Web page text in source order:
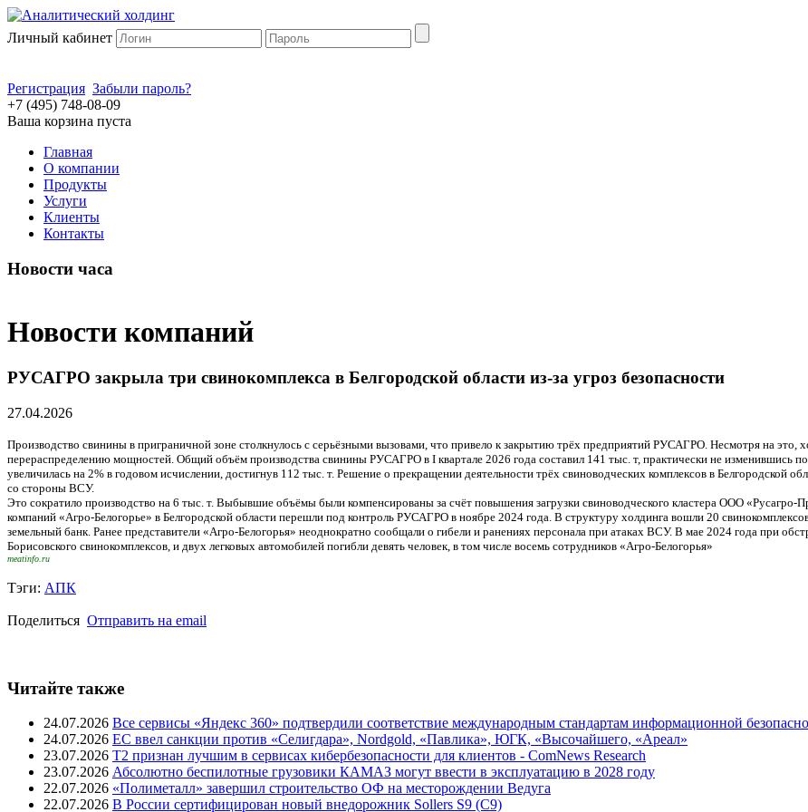
Личный кабинет
Регистрация Забыли пароль?
+7 (495) 748-08-09
Ваша корзина пуста
Главная
О компании
Продукты
Услуги
Клиенты
Контакты
Новости часа
Новости компаний
РУСАГРО закрыла три свинокомплекса в Белгородской области из-за угроз безопасности
27.04.2026
Производство свинины в приграничной зоне столкнулось с серьёзными вызовами, что привело к закрытию трёх предприятий РУСАГРО. Несмотря на
перераспределению мощностей. Общий объём производства свинины РУСАГРО в I квартале 2026 года составил 141 тыс. т, практически не изменившись
увеличилась на 2% в годовом исчислении, достигнув 112 тыс. т. Решение о прекращении деятельности трёх свиноводческих комплексов в Белгородской
со стороны ВСУ.
Это сократило производство на 6 тыс. т. Выбывшие объёмы были компенсированы за счёт повышения загрузки свиноводческого кластера ООО
компаний «Агро-Белогорье» в Белгородской области перешли под контроль РУСАГРО в ноябре 2024 года. В структуру холдинга вошли 20
земельный банк. Ранее представители «Агро-Белогорья» неоднократно сообщали о гибели и ранениях персонала при атаках ВСУ. В мае 2024 года при
Борисовского свинокомплексов, и двух легковых автомобилей погибли девять человек, в том числе восемь сотрудников «Агро-Белогорья»
meatinfo.ru
Тэги: АПК
Поделиться Отправить на email
Читайте также
24.07.2026 Все сервисы «Яндекс 360» подтвердили соответствие международным стандартам информационной
24.07.2026 ЕС ввел санкции против «Селигдара», Nordgold, «Павлика», ЮГК, «Высочайшего, «Ареал»
23.07.2026 T2 признан лучшим в сервисах кибербезопасности для клиентов - ComNews Research
23.07.2026 Абсолютно беспилотные грузовики КАМАЗ могут ввести в эксплуатацию в 2028 году
22.07.2026 «Полиметалл» завершил строительство ОФ на месторождении Ведуга
22.07.2026 В России сертифицирован новый внедорожник Sollers S9 (С9)